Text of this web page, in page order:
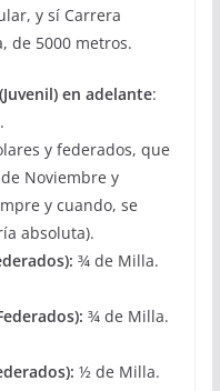
y sí Carrera
de 5000 metros.
en adelante:
y federados, que
Noviembre y
y cuando, se
absoluta).
¾ de Milla.
¾ de Milla.
½ de Milla.